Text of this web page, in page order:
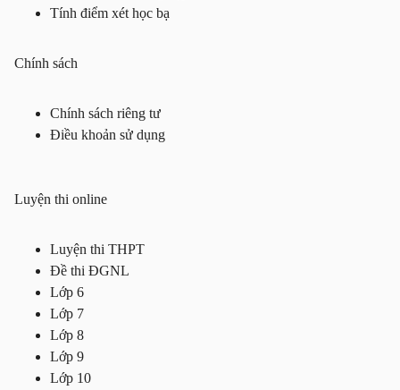
Tính điểm xét học bạ
Chính sách
Chính sách riêng tư
Điều khoản sử dụng
Luyện thi online
Luyện thi THPT
Đề thi ĐGNL
Lớp 6
Lớp 7
Lớp 8
Lớp 9
Lớp 10